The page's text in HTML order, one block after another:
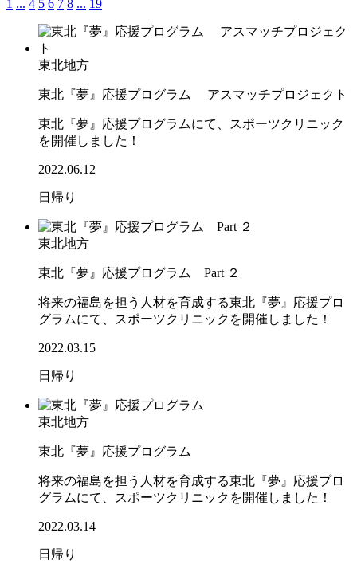
1 ... 4 5 6 7 8 ... 19
東北地方
東北『夢』応援プログラム アスマッチプロジェクト
東北『夢』応援プログラムにて、スポーツクリニック
を開催しました！
2022.06.12
日帰り
東北地方
東北『夢』応援プログラム Part ２
将来の福島を担う人材を育成する東北『夢』応援プロ
グラムにて、スポーツクリニックを開催しました！
2022.03.15
日帰り
東北地方
東北『夢』応援プログラム
将来の福島を担う人材を育成する東北『夢』応援プロ
グラムにて、スポーツクリニックを開催しました！
2022.03.14
日帰り